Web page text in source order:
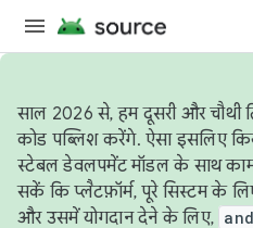
साल 2026 से, हम दूसरी और चौथी
कोड पब्लिश करेंगे. ऐसा इसलिए
स्टेबल डेवलपमेंट मॉडल के साथ
सकें कि प्लैटफ़ॉर्म, पूरे सिस्टम के
और उसमें योगदान देने के लिए,